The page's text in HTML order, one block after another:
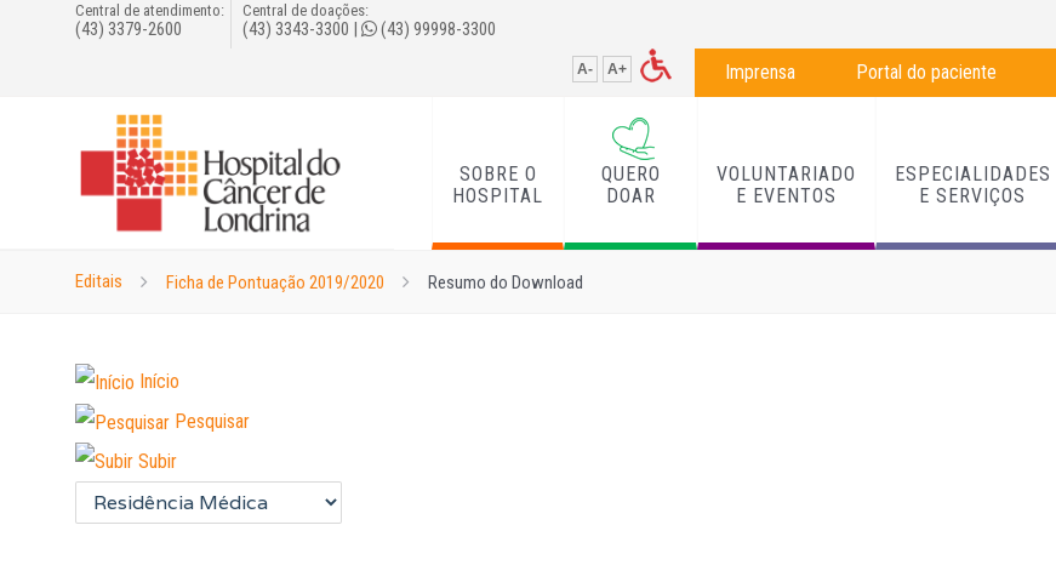
Central de atendimento:
(43) 3379-2600
Central de doações:
(43) 3343-3300 | (43) 99998-3300
Imprensa Portal do paciente
A- A+
SOBRE O
HOSPITAL
QUERO
DOAR
VOLUNTARIADO
E EVENTOS
ESPECIALIDADES
E SERVIÇOS
Editais Ficha de Pontuação 2019/2020 Resumo do Download
Início
Pesquisar
Subir